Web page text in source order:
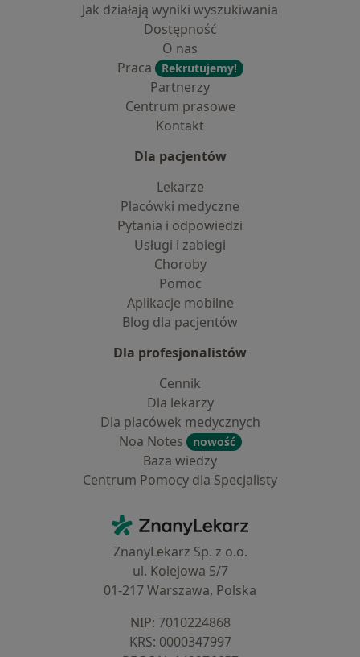
Jak działają wyniki wyszukiwania
Dostępność
O nas
Praca
Rekrutujemy!
Partnerzy
Centrum prasowe
Kontakt
Dla pacjentów
Lekarze
Placówki medyczne
Pytania i odpowiedzi
Usługi i zabiegi
Choroby
Pomoc
Aplikacje mobilne
Blog dla pacjentów
Dla profesjonalistów
Cennik
Dla lekarzy
Dla placówek medycznych
Noa Notes
nowość
Baza wiedzy
Centrum Pomocy dla Specjalisty
ZnanyLekarz - Strona główna
ZnanyLekarz Sp. z o.o.
ul. Kolejowa 5/7
01-217 Warszawa, Polska
NIP: ⁠7010224868
KRS: ⁠0000347997